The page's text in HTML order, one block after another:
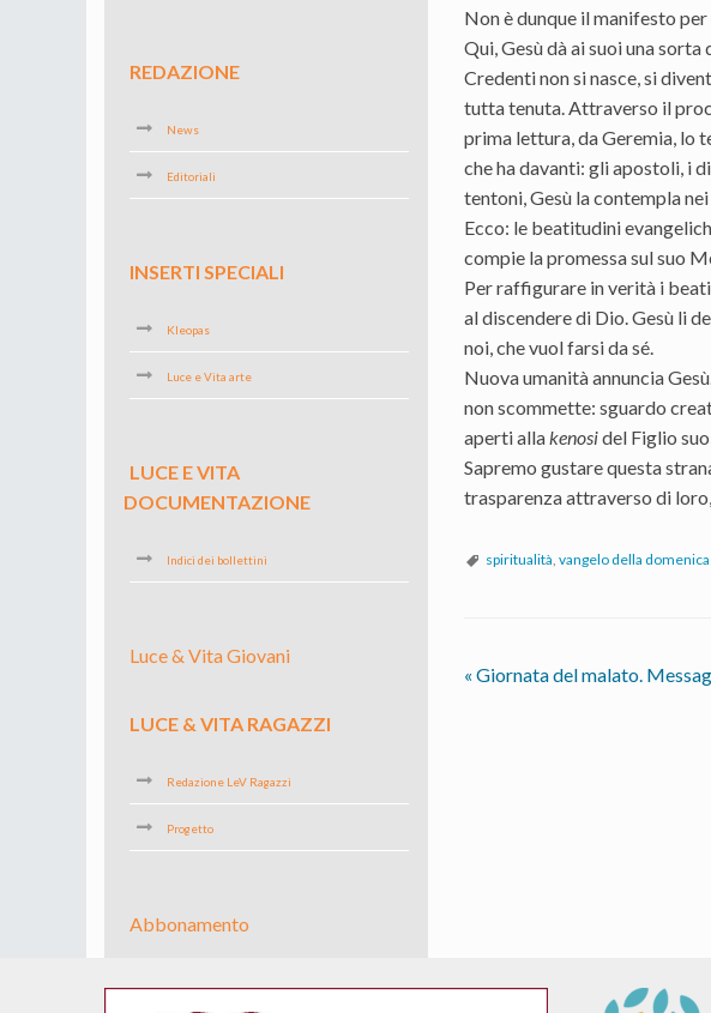
Non è dunque il manifesto
Qui, Gesù dà ai suoi una
Credenti non si nasce, si
tutta tenuta. Attraverso il
prima lettura, da Geremia, lo
che ha davanti: gli apostoli, i
tentoni, Gesù la contempla
Ecco: le beatitudini
compie la promessa sul suo
Per raffigurare in verità i
al discendere di Dio. Gesù li
noi, che vuol farsi da sé.
Nuova umanità annuncia
non scommette: sguardo
aperti alla kenosidel Figlio
Sapremo gustare questa
trasparenza attraverso di
spiritualità vangelo della domenica
« Giornata del malato.
REDAZIONE
News
Editoriali
INSERTI SPECIALI
Kleopas
Luce e Vita arte
LUCE E VITA
DOCUMENTAZIONE
Indici dei bollettini
Luce & Vita Giovani
LUCE & VITA RAGAZZI
Redazione LeV Ragazzi
Progetto
Abbonamento